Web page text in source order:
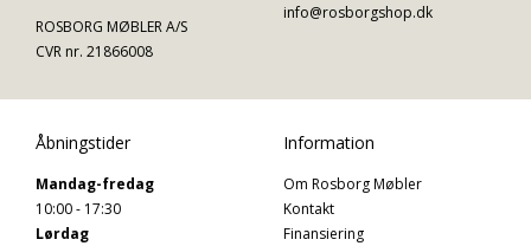
ROSBORG MØBLER A/S
CVR nr. 21866008
info@rosborgshop.dk
Åbningstider
Mandag-fredag
10:00 - 17:30
Lørdag
Information
Om Rosborg Møbler
Kontakt
Finansiering